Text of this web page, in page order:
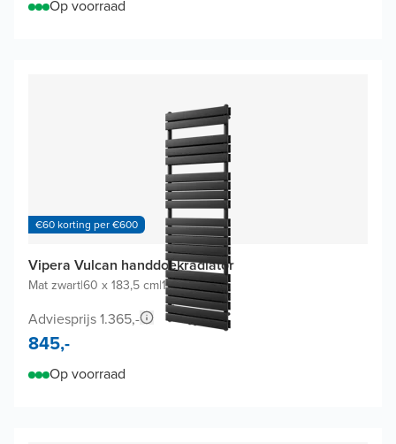
Op voorraad
€60 korting per €600
Vipera Vulcan handdoekradiator
Mat zwart|60 x 183,5 cm|1.866W
Adviesprijs 1.365,-
845,-
Op voorraad